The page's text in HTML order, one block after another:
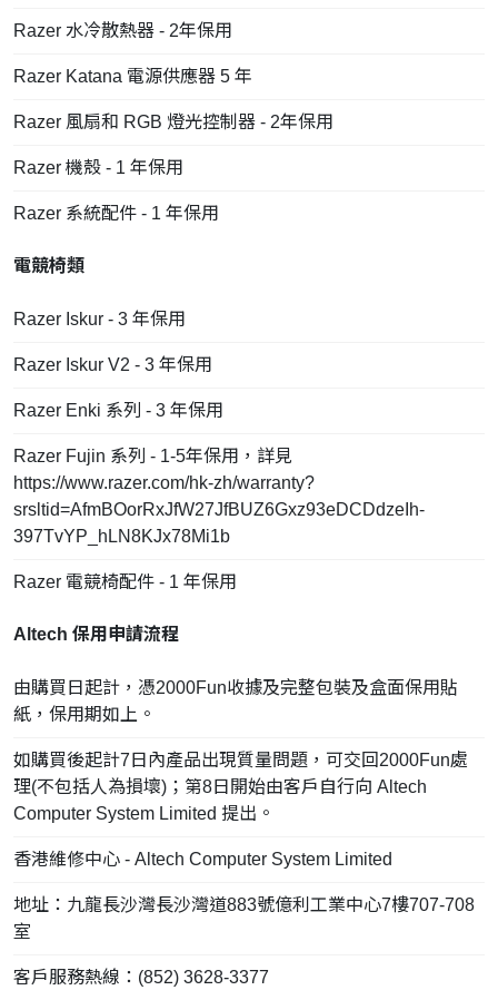
Razer 水冷散熱器 - 2年保用
Razer Katana 電源供應器 5 年
Razer 風扇和 RGB 燈光控制器 - 2年保用
Razer 機殼 - 1 年保用
Razer 系統配件 - 1 年保用
電競椅類
Razer Iskur - 3 年保用
Razer Iskur V2 - 3 年保用
Razer Enki 系列 - 3 年保用
Razer Fujin 系列 - 1-5年保用，詳見
https://www.razer.com/hk-zh/warranty?
srsltid=AfmBOorRxJfW27JfBUZ6Gxz93eDCDdzeIh-
397TvYP_hLN8KJx78Mi1b
Razer 電競椅配件 - 1 年保用
Altech 保用申請流程
由購買日起計，憑2000Fun收據及完整包裝及盒面保用貼
紙，保用期如上。
如購買後起計7日內產品出現質量問題，可交回2000Fun處
理(不包括人為損壞)；第8日開始由客戶自行向 Altech
Computer System Limited 提出。
香港維修中心 - Altech Computer System Limited
地址：九龍長沙灣長沙灣道883號億利工業中心7樓707-708
室
客戶服務熱線：(852) 3628-3377